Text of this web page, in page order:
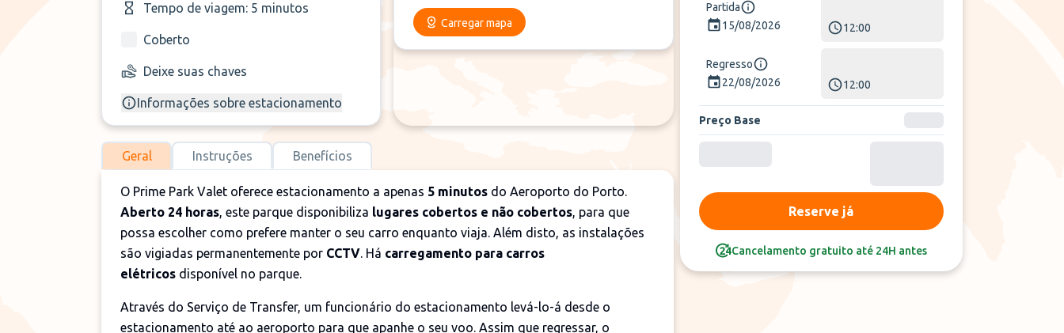
Tempo de viagem: 5 minutos
Coberto
Deixe suas chaves
Informações sobre estacionamento
Carregar mapa
Geral Instruções Benefícios
O Prime Park Valet oferece estacionamento a apenas 5 minutos do Aeroporto do Porto.
Aberto 24 horas, este parque disponibiliza lugares cobertos e não cobertos, para que
possa escolher como prefere manter o seu carro enquanto viaja. Além disto, as instalações
são vigiadas permanentemente por CCTV. Há carregamento para carros
elétricos disponível no parque.
Através do Serviço de Transfer, um funcionário do estacionamento levá-lo-á desde o
estacionamento até ao aeroporto para que apanhe o seu voo. Assim que regressar, o
Partida
15/08/2026
12:00
Regresso
22/08/2026
12:00
Preço Base
Reserve já
Cancelamento gratuito até 24H antes